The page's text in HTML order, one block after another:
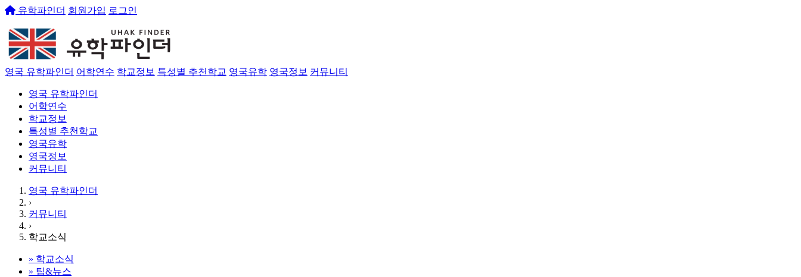
유학파인더 회원가입 로그인
영국 유학파인더 어학연수 학교정보 특성별 추천학교 영국유학 영국정보 커뮤니티
영국 유학파인더
어학연수
학교정보
특성별 추천학교
영국유학
영국정보
커뮤니티
영국 유학파인더
›
커뮤니티
›
학교소식
» 학교소식
» 팁&뉴스